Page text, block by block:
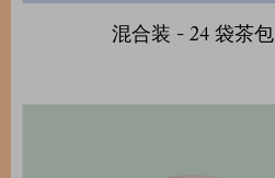
混合装 - 24 袋茶包